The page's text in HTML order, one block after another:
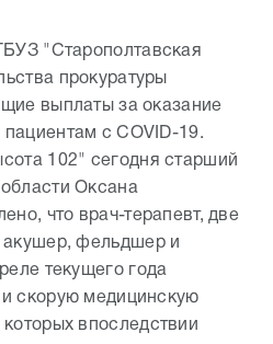
"Старополтавская
прокуратуры
выплаты за оказание
с COVID-19.
102" сегодня старший
Оксана
что врач-терапевт, две
акушер, фельдшер и
текущего года
скорую медицинскую
впоследствии